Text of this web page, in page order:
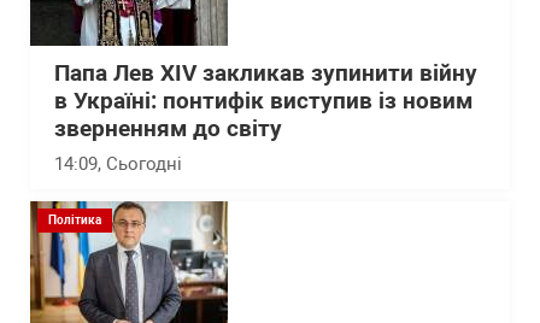
Папа Лев XIV закликав зупинити війну
в Україні: понтифік виступив із новим
зверненням до світу
14:09, Сьогодні
Політика